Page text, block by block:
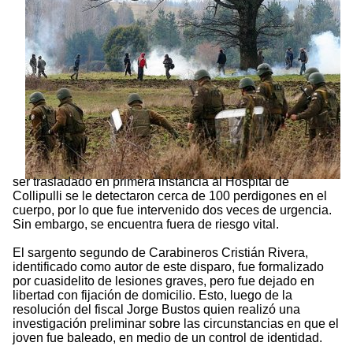
ser trasladado en primera instancia al Hospital de
Collipulli se le detectaron cerca de 100 perdigones en el
cuerpo, por lo que fue intervenido dos veces de urgencia.
Sin embargo, se encuentra fuera de riesgo vital.
El sargento segundo de Carabineros Cristián Rivera,
identificado como autor de este disparo, fue formalizado
por cuasidelito de lesiones graves, pero fue dejado en
libertad con fijación de domicilio. Esto, luego de la
resolución del fiscal Jorge Bustos quien realizó una
investigación preliminar sobre las circunstancias en que el
joven fue baleado, en medio de un control de identidad.